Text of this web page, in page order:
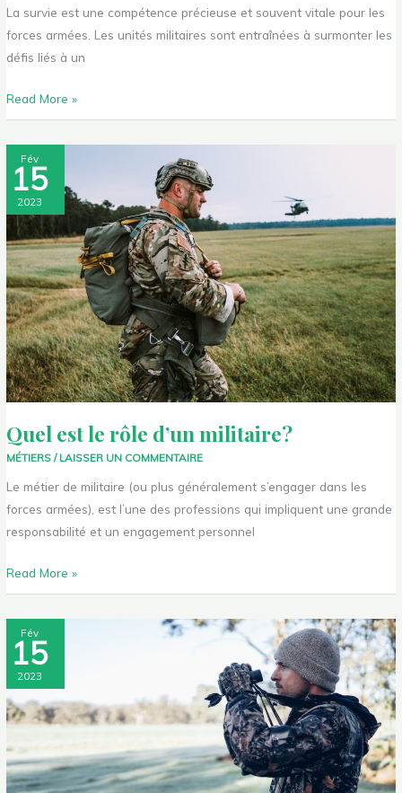
La survie est une compétence précieuse et souvent vitale pour les
forces armées. Les unités militaires sont entraînées à surmonter les
défis liés à un
Read More »
Fév
15
2023
Quel est le rôle d’un militaire?
MÉTIERS / LAISSER UN COMMENTAIRE
Le métier de militaire (ou plus généralement s’engager dans les
forces armées), est l’une des professions qui impliquent une grande
responsabilité et un engagement personnel
Quel
est
rôle
d’un
militaire?
Read More »
Fév
15
2023
Pourquoi
acheter
dans
un
surplus